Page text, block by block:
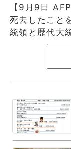
【9月9日
死去したこと
統領と歴代大